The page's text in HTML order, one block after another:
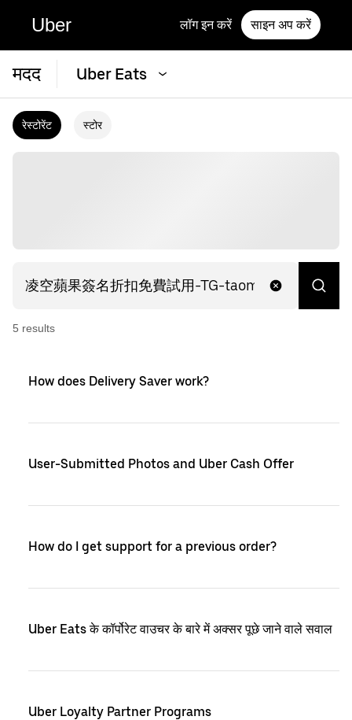
Uber लॉग इन करें साइन अप करें
मदद Uber Eats
रेस्टोरेंट स्टोर
5 results
How does Delivery Saver work?
User-Submitted Photos and Uber Cash Offer
How do I get support for a previous order?
Uber Eats के कॉर्पोरेट वाउचर के बारे में अक्सर पूछे जाने वाले सवाल
Uber Loyalty Partner Programs